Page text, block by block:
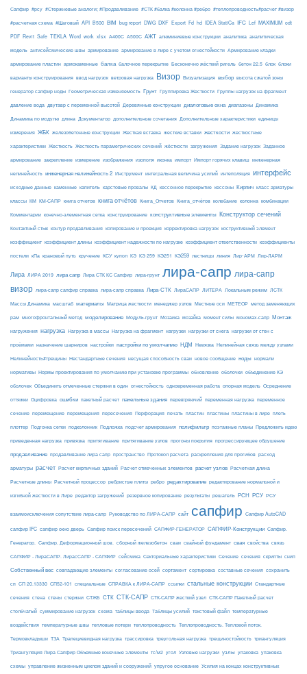
Сапфир #рсу #Стержневые аналоги; #Продавливание #СТК #балка #колонна #ребро #теплопроводность#расчет #визор
#расчетная схема #Шаговый API B500 BIM bug report DWG DXF Export Fd hd IDEA StatiCa IFC Lef MAXIMUM odt
PDF Revit Safe TEKLA Word work xlsx А400С А500С АЖТ алюминиевые конструкции аналитика аналитическая
модель антисейсмические швы армирование армирование в лире с учетом огнестойкости Армирование кладки
армирование пластин армокаменные балка балочное перекрытие Бесконечно жёсткий ригель бетон 22.5 блок блоки
варианты конструирования ввод нагрузок ветровая нагрузка Визор Визуализация выбор высота сжатой зоны
генератор сапфир ноды Геометрическая изменяемость Грунт Группировка Жесткости Группы нагрузок на фрагмент
давление вода двутавр с переменной высотой Деревянные конструкции диалоговые окна диапазоны Динамика
Динамика по модулю длина Документатор дополнительные сочетания Дополнительные характеристики единицы
измерения ЖБК железобетонные конструкции Жесткая вставка жесткие вставки жесткости жесткостные
характеристики Жесткость Жесткость параметрических сечений жёсткости загружения Задание нагрузок Заданное
армирование закрепление измерение изображения изополя иконка импорт Импорт горячих клавиш инженерная
нелинейность инженерная нелинейность 2 Инструмент интегральная величина усилий интеполяция интерфейс
исходные данные каменные капитель карстовые провалы КД кессонное перекрытие кессоны Кирпич класс арматуры
классы КМ КМ-САПР книга отчетов книга отчётов Книга_Отчетов Книга_отчётов колебание колонна комбинации
Комментарии конечно-элементная сетка конструирование конструктивные элементы Конструктор сечений
Контактный стык контур продавливания копирование и проекция корректировка нагрузок коструктивный элемент
коэффициент коэффициент длины коэффициент надежности по нагрузке коэффициент ответственности коэффициенты
постели кПа крановый путь кручение КСУ купол КЭ КЭ 259 КЭ251 КЭ259 лестницы линия Лир-АРМ Лир-ЛАРМ
Лира ЛИРА 2019 лира сапр Лира СТК КС Сапфир лира-грунт лира-сапр лира-сапр
визор лира-сапр сапфир справка лира-сапр справка Лира-СТК ЛираСАПР ЛИТЕРА Локальным режим ЛСТК
Массы Динамика масштаб материалы Матрица жесткости менеджер узлов Местные оси МЕТЕОР метод заменяющих
рам многофронтальный метод моделирование Модуль-грунт Мозаика мозайка момент силы мономах-сапр Монтаж
нагружения нагрузка Нагрузка в массы Нагрузка на фрагмент нагрузки нагрузки от снега нагрузки от стен с
проёмами назначение шарниров настройки настройки по умолчанию НДМ Невязка Нелинейная связь между узлами
Нелинейность#трещины Нестандартные сечения несущая способность сваи новое сообщение ноды нормали
нормативы Нормы проектирования по умолчанию при установке программы обновление оболочки объединение КЭ
оболочек Объединить отмеченные стержни в один огнестойкость одновременная работа опорная модель Осреднение
оттяжки Оцифровка ошибки пакетный расчет панельные здания перевіряючий переменная нагрузка переменное
сечение перемещение перемещения пересечения Перфорация печать пластин пластины пластины в лире плеть
плоттер Подгонка сетки подколонник Подложка подсчет армирования полифильтр поэтажные планы Предложить идею
приведенная нагрузка привязка притягивание притягивание узлов прогоны покрытия прогрессирующее обрушение
продавливание продавливание лира сапр пространство Протокол расчета раскрепления для прогибов расход
арматуры расчет Расчет кирпичных зданий Расчет отмеченных элементов расчет узлов Расчетная длина
Расчетные длины Расчетный процессор ребристые плиты ребро редактирование редактирование нормальной и
изгибной жесткости в Лире редактор загружений резервное копирование результаты решатель РСН РСУ РСУ
взаимоисключения сопутствие лира-сапр Руководство по ЛИРА-САПР сайт сапфир Сапфир AutoCAD
сапфир IFC сапфир окно дверь Сапфир поиск пересечений САПФИР-ГЕНЕРАТОР САПФИР-Конструкции Сапфир.
Генератор. Сапфир. Деформационный шов. сборный железобетон сваи свайный фундамент свая свойства связь
САПФИР - ЛираСАПР. ЛирасСАПР - САПФИР сейсмика Секториальные характеристики Сечение сечения скрипты снип
Собственный вес совпадающие элементы согласование осей сортамент сортировка составные сечения сохранить
сп СП 20.13330 СП52-101 специальные СПРАВКА к ЛИРА-САПР ссылки стальные конструкции Стандартные
сечения стена стены стержни СТЖБ СТК СТК-САПР СТК-САПР жесткий узел СТК-САПР Пакетный расчет
столбчатый суммирование нагрузок схема таблицы ввода Таблицы усилий текстовый файл температурные
воздействия температурные швы тепловые потери теплопроводность Теплопроводность. Тепловой поток.
Термовкладыши ТЗА Трапециевидная нагрузка трассировка треугольная нагрузка трещиностойкость триангуляция
Триангуляция Лира Сапфир Объемные конечные элементы тс/м2 угол Узловые нагрузки узлы упаковка упаковка
схемы управление жизненным циклом зданий и сооружений упругое основание Усилия на концах конструктивных